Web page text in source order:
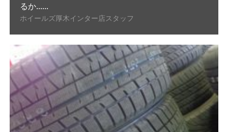
るか......
ホイールズ厚木インター店スタッフ